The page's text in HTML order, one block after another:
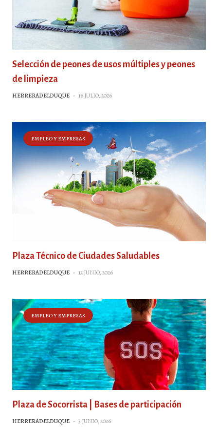
Selección de peones de usos múltiples y peones
de limpieza
HERRERADELDUQUE - 16 JULIO, 2026
EMPLEO Y EMPRESAS
Plaza Técnico de Ciudades Saludables
HERRERADELDUQUE - 12 JUNIO, 2026
EMPLEO Y EMPRESAS
Plaza de Socorrista | Bases de participación
HERRERADELDUQUE - 5 JUNIO, 2026